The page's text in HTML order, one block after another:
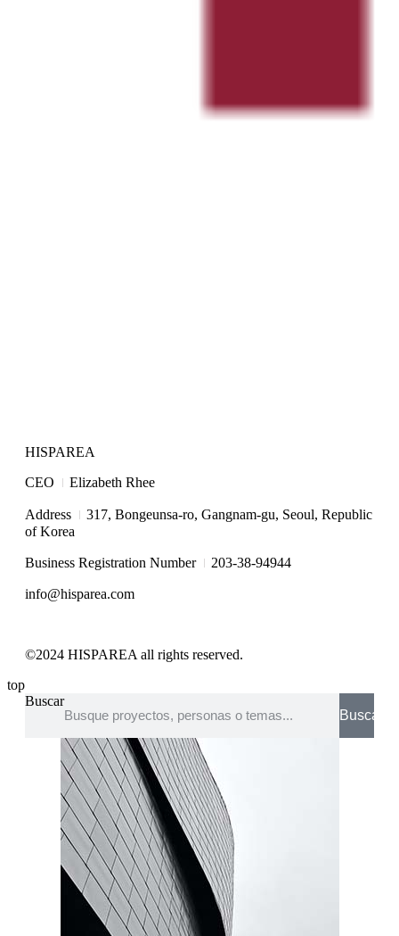
HISPAREA
CEO I Elizabeth Rhee
Address I 317, Bongeunsa-ro, Gangnam-gu, Seoul, Republic
of Korea
Business Registration Number I 203-38-94944
info@hisparea.com
©2024 HISPAREA all rights reserved.
top
Buscar
Buscar